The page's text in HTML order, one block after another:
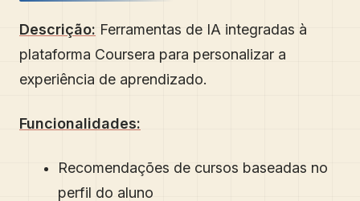
Descrição: Ferramentas de IA integradas à
plataforma Coursera para personalizar a
experiência de aprendizado.
Funcionalidades:
Recomendações de cursos baseadas no
perfil do aluno